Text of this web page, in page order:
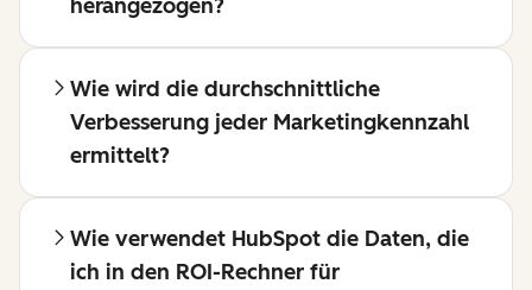
herangezogen?
Wie wird die durchschnittliche
Verbesserung jeder Marketingkennzahl
ermittelt?
Wie verwendet HubSpot die Daten, die
ich in den ROI-Rechner für